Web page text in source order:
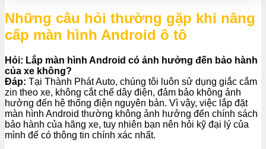
Những câu hỏi thường gặp khi nâng
cấp màn hình Android ô tô
Hỏi: Lắp màn hình Android có ảnh hưởng đến bảo hành
của xe không?
Đáp: Tại Thành Phát Auto, chúng tôi luôn sử dụng giắc cắm
zin theo xe, không cắt chế dây điện, đảm bảo không ảnh
hưởng đến hệ thống điện nguyên bản. Vì vậy, việc lắp đặt
màn hình Android thường không ảnh hưởng đến chính sách
bảo hành của hãng xe, tuy nhiên bạn nên hỏi kỹ đại lý của
mình để có thông tin chính xác nhất.